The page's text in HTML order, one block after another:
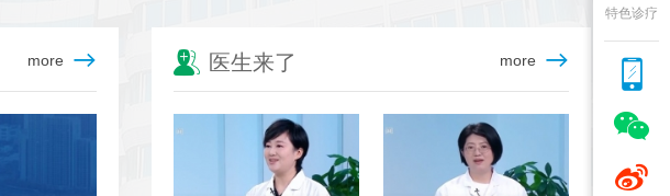
more  医生来了 more
特色诊疗


